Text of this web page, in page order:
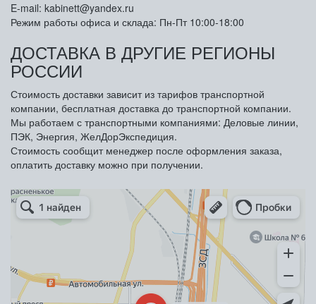
E-mail: kabinett@yandex.ru
Режим работы офиса и склада: Пн-Пт 10:00-18:00
ДОСТАВКА В ДРУГИЕ РЕГИОНЫ
РОССИИ
Стоимость доставки зависит из тарифов транспортной
компании, бесплатная доставка до транспортной компании.
Мы работаем с транспортными компаниями: Деловые линии,
ПЭК, Энергия, ЖелДорЭкспедиция.
Стоимость сообщит менеджер после оформления заказа,
оплатить доставку можно при получении.
Арметкон
Металлическая мебель в Санкт‑Петербурге
Торговое оборудование в Санкт‑Петербурге